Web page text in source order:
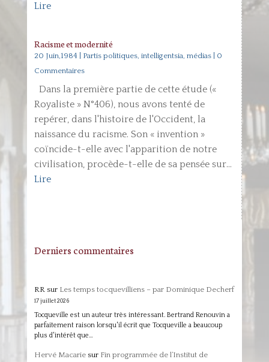
Lire
Racisme et modernité
20 Juin,1984 Partis politiques, intelligentsia, médias| 0
Commentaires
Dans la première partie de cette étude («
Royaliste » N°406), nous avons tenté de
repérer, dans l'histoire de l'Occident, la
naissance du racisme. Son « invention »
coïncide-t-elle avec l'apparition de notre
civilisation, procède-t-elle de sa pensée sur...
Lire
Derniers commentaires
RRsur Les temps tocquevilliens – par Dominique Decherf
17 juillet 2026
Tocqueville est un auteur très intéressant. Bertrand Renouvin a
parfaitement raison lorsqu'il écrit que Tocqueville a beaucoup
plus d'intérêt que…
Hervé Macariesur Fin programmée de l’Institut de